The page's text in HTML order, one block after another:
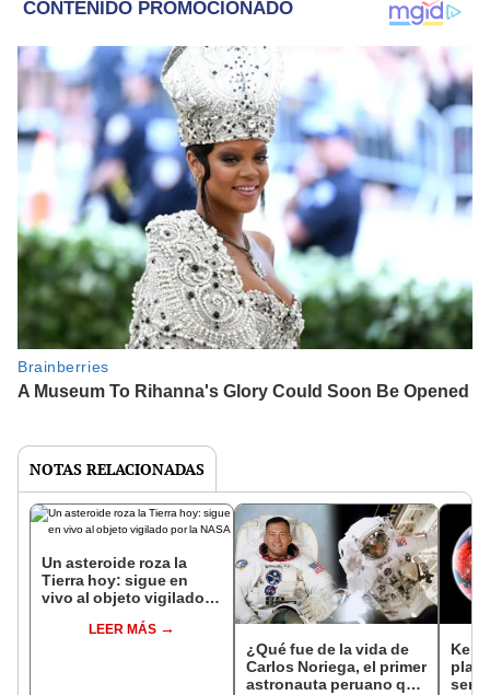
NOTAS RELACIONADAS
Un asteroide roza la
Tierra hoy: sigue en
vivo al objeto vigilado
LEER MÁS
¿Qué fue de la vida de
Carlos Noriega, el primer
astronauta peruano que
sería